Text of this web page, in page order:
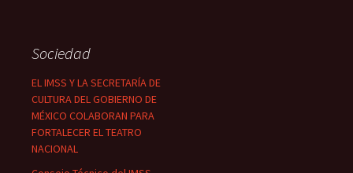
Sociedad
EL IMSS Y LA SECRETARÍA DE
CULTURA DEL GOBIERNO DE
MÉXICO COLABORAN PARA
FORTALECER EL TEATRO
NACIONAL